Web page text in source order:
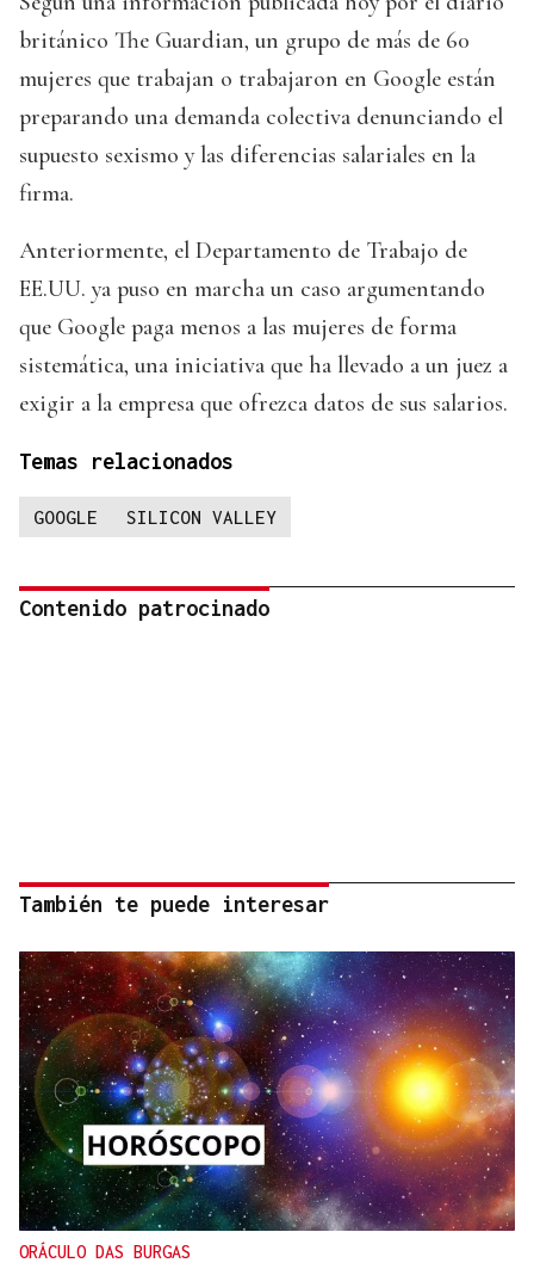
británico The Guardian, un grupo de más de 60
mujeres que trabajan o trabajaron en Google están
preparando una demanda colectiva denunciando el
supuesto sexismo y las diferencias salariales en la
firma.
Anteriormente, el Departamento de Trabajo de
EE.UU. ya puso en marcha un caso argumentando
que Google paga menos a las mujeres de forma
sistemática, una iniciativa que ha llevado a un juez a
exigir a la empresa que ofrezca datos de sus salarios.
Temas relacionados
GOOGLE SILICON VALLEY
Contenido patrocinado
También te puede interesar
ORÁCULO DAS BURGAS